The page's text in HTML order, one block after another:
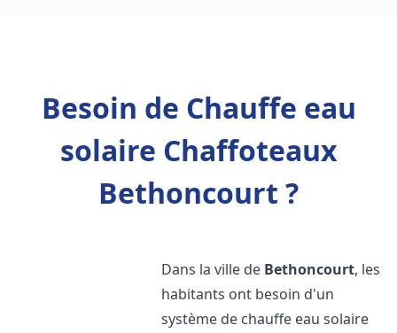
Besoin de Chauffe eau
solaire Chaffoteaux
Bethoncourt ?
Dans la ville de Bethoncourt, les
habitants ont besoin d'un
système de chauffe eau solaire